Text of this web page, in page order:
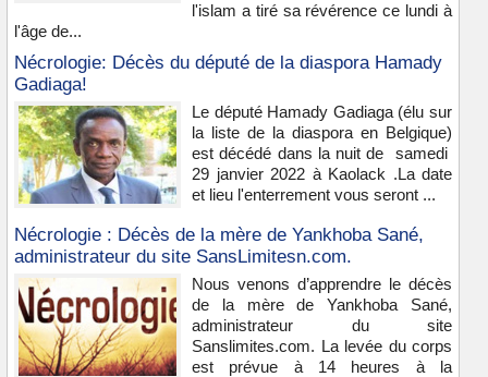
l'islam a tiré sa révérence ce lundi à
l'âge de...
Nécrologie: Décès du député de la diaspora Hamady
Gadiaga!
Le député Hamady Gadiaga (élu sur
la liste de la diaspora en Belgique)
est décédé dans la nuit de samedi
29 janvier 2022 à Kaolack .La date
et lieu l'enterrement vous seront ...
Nécrologie : Décès de la mère de Yankhoba Sané,
administrateur du site SansLimitesn.com.
Nous venons d’apprendre le décès
de la mère de Yankhoba Sané,
administrateur du site
Sanslimites.com. La levée du corps
est prévue à 14 heures à la